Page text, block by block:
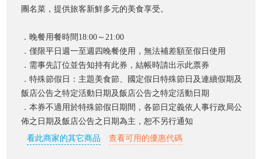
團名菜，提供旅客新鮮多元的美食享受。
．晚餐用餐時間18:00～21:00
．僅限平日週一至週四晚餐使用，無法補差額至假日使用
．需事先訂位並告知持有此券，結帳時請出示此票券
．特殊節假日：主題美食節、國定假日特殊節日及連續假期及
飯店公告之特定活動日期及飯店公告之特定活動日期
．本券不適用於特殊節假日期間，各節日定義依人事行政局公
佈之日期及飯店公告之日期為主，恕不另行通知
看此商家的其它商品
查看可用的優惠代碼